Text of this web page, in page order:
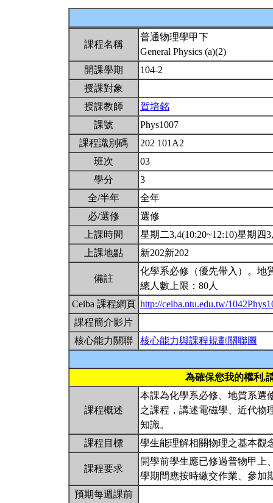
課程名稱
普通物理學甲下
General Physics (a)(2)
開課學期
104-2
授課對象
授課教師
賀培銘
課號
Phys1007
課程識別碼
202 101A2
班次
03
學分
3
全/半年
全年
必/選修
選修
上課時間
星期二3,4(10:20~12:10)星期四
上課地點
新202新202
備註
化學系必修（優先帶入）。地
總人數上限：80人
Ceiba 課程網頁 http://ceiba.ntu.edu.tw/
課程簡介影片
核心能力關聯
核心能力與課程規劃關聯圖
為確保您我的權利,
課程概述
本課為化學系必修、地質系選
之課程，講述電磁學、近代物
知識。
課程目標
學生能理解相關物理之基本觀
課程要求
開學前學生應已修過普物甲上
學期間應按時繳交作業、參加
預期每週課前